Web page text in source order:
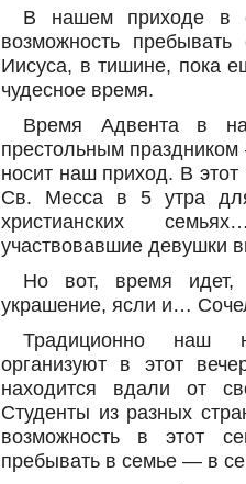
В нашем приходе в
возможность
Иисуса, в тишине, пока
чудесное время.
Время Адвента в
престольным
носит наш приход. В
Св. Месса в 5 утра
христианских
участвовавшие девушки
Но вот, время идет,
украшение, ясли и…
Традиционно наш
организуют в этот
находится вдали от
Студенты из разных
возможность в этот
пребывать в семье — в